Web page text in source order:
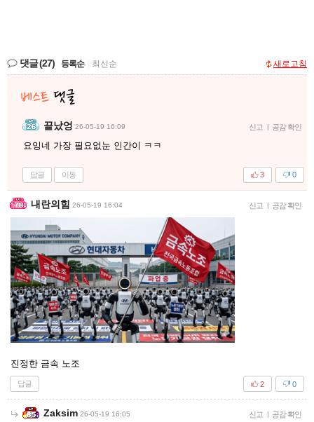
댓글(27) 등록순 최신순 새로고침
끝났엉 26-05-19 16:09 신고 | 공감 확인
요잉네 가장 필요없눈 인간이 ㅋㅋ
답글 이동 0
3
내란의힘 26-05-19 16:04 신고 | 공감 확인
진정한 금속 노조
답글 0
2
Zaksim 26-05-19 16:05 신고 | 공감 확인